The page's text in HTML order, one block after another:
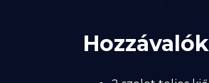
Hozzávalók